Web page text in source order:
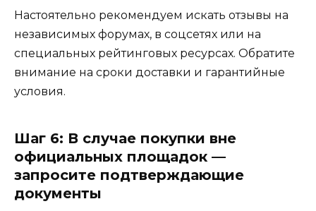
Настоятельно рекомендуем искать отзывы на
независимых форумах, в соцсетях или на
специальных рейтинговых ресурсах. Обратите
внимание на сроки доставки и гарантийные
условия.
Шаг 6: В случае покупки вне
официальных площадок —
запросите подтверждающие
документы